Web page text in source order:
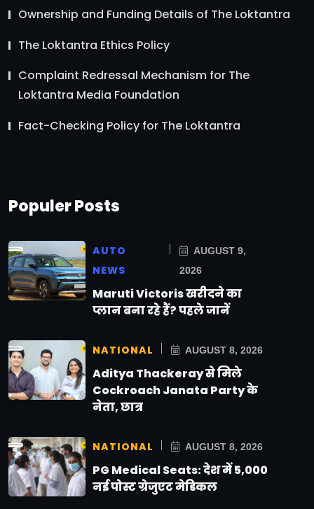
Ownership and Funding Details of The Loktantra
The Loktantra Ethics Policy
Complaint Redressal Mechanism for The
Loktantra Media Foundation
Fact-Checking Policy for The Loktantra
Populer Posts
AUTO
NEWS
AUGUST 9,
2026
Maruti Victoris खरीदने का
प्लान बना रहे हैं? पहले जानें
NATIONAL AUGUST 8, 2026
Aditya Thackeray से मिले
Cockroach Janata Party के
नेता, छात्र
NATIONAL AUGUST 8, 2026
PG Medical Seats: देश में 5,000
नई पोस्ट ग्रेजुएट मेडिकल